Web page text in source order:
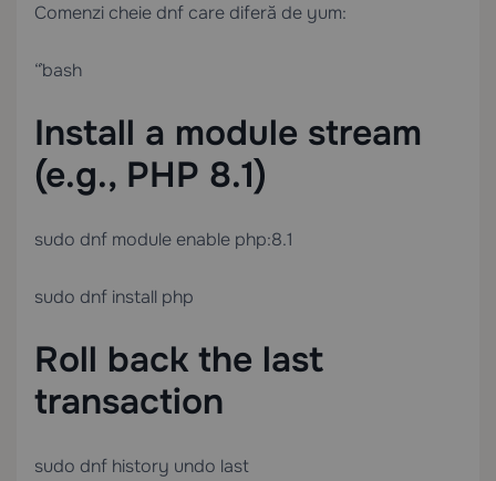
Comenzi cheie dnf care diferă de yum:
“`bash
Install a module stream
(e.g., PHP 8.1)
sudo dnf module enable php:8.1
sudo dnf install php
Roll back the last
transaction
sudo dnf history undo last